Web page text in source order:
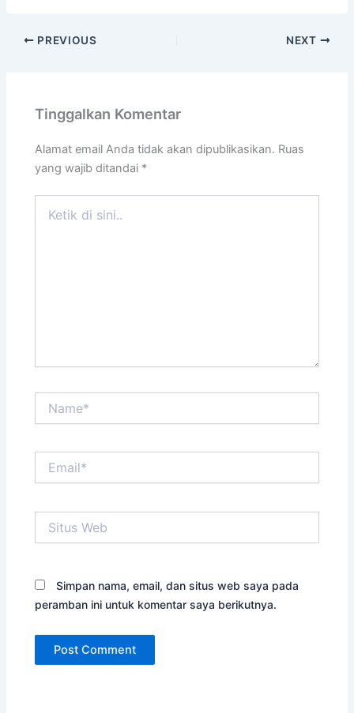
PREVIOUS NEXT
Tinggalkan Komentar
Alamat email Anda tidak akan dipublikasikan. Ruas
yang wajib ditandai *
Web
Simpan nama, email, dan situs web saya pada
peramban ini untuk komentar saya berikutnya.